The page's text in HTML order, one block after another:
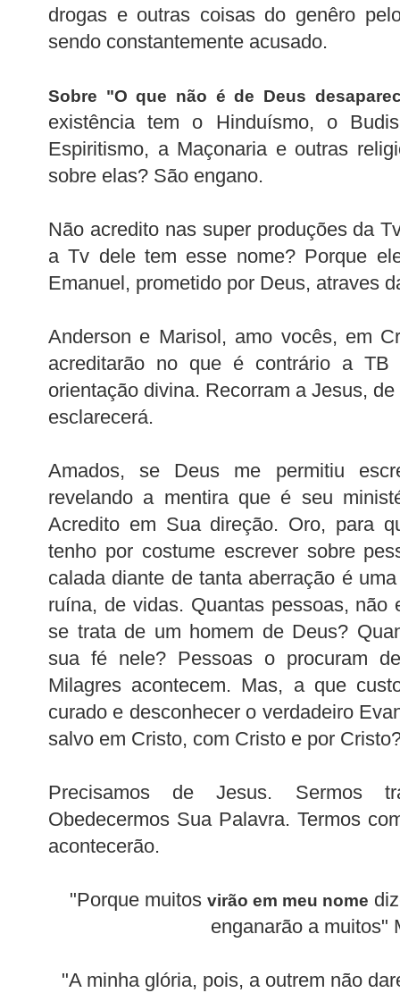
drogas e outras coisas do genêro
sendo constantemente acusado.
Sobre "O que não é de Deus
existência tem o Hinduísmo, o
Espiritismo, a Maçonaria e outras
sobre elas? São engano.
Não acredito nas super produções da
a Tv dele tem esse nome? Porque
Emanuel, prometido por Deus, atraves
Anderson e Marisol, amo vocês, em
acreditarão no que é contrário a TB
orientação divina. Recorram a Jesus,
esclarecerá.
Amados, se Deus me permitiu
revelando a mentira que é seu
Acredito em Sua direção. Oro, para
tenho por costume escrever sobre
calada diante de tanta aberração é
ruína, de vidas. Quantas pessoas, não
se trata de um homem de Deus?
sua fé nele? Pessoas o procuram
Milagres acontecem. Mas, a que
curado e desconhecer o verdadeiro
salvo em Cristo, com Cristo e por
Precisamos de Jesus. Sermos
Obedecermos Sua Palavra. Termos
acontecerão.
"Porque muitos virão em meu nome
enganarão a muitos"
"A minha glória, pois, a outrem não